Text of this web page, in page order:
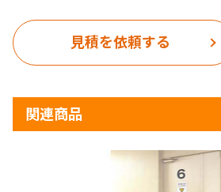
見積を依頼する
関連商品